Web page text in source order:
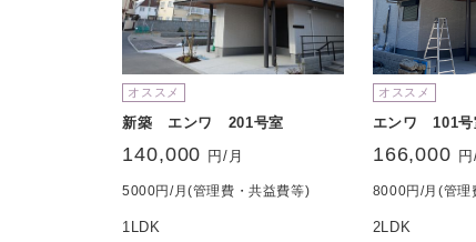
オススメ
新築 エンワ 201号室
140,000 円/月
5000円/月(管理費・共益費等)
1LDK
オススメ
エンワ 101号
166,000
8000円/月(管理
2LDK